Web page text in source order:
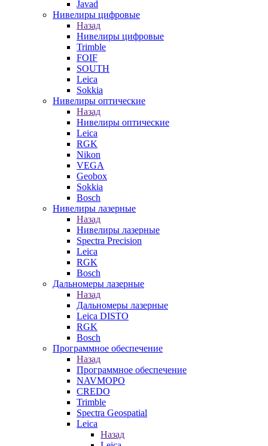
Javad
Нивелиры цифровые
Назад
Нивелиры цифровые
Trimble
FOIF
SOUTH
Leica
Sokkia
Нивелиры оптические
Назад
Нивелиры оптические
Leica
RGK
Nikon
VEGA
Geobox
Sokkia
Bosch
Нивелиры лазерные
Назад
Нивелиры лазерные
Spectra Precision
Leica
RGK
Bosch
Дальномеры лазерные
Назад
Дальномеры лазерные
Leica DISTO
RGK
Bosch
Программное обеспечение
Назад
Программное обеспечение
NAVMOPO
CREDO
Trimble
Spectra Geospatial
Leica
Назад